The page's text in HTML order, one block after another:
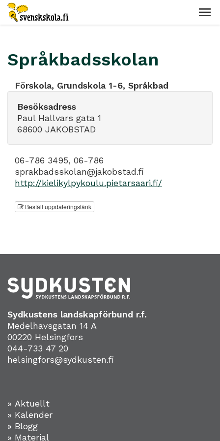
Språkbadsskolan
Förskola, Grundskola 1-6, Språkbad
Besöksadress
Paul Hallvars gata 1
68600 JAKOBSTAD
06-786 3495, 06-786
sprakbadsskolan@jakobstad.fi
http://kielikylpykoulu.pietarsaari.fi/
Beställ uppdateringslänk
Sydkustens landskapförbund r.f.
Medelhavsgatan 14 A
00220 Helsingfors
044-733 47 20
helsingfors@sydkusten.fi
» Aktuellt
» Kalender
» Blogg
» Material